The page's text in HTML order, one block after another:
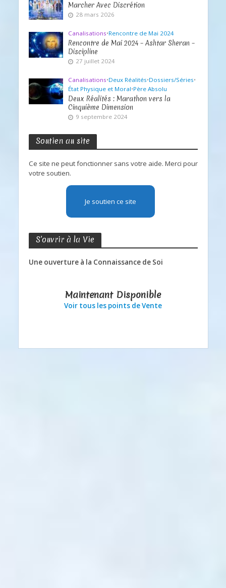
Marcher Avec Discrétion
28 mars 2026
Canalisations•Rencontre de Mai 2024
Rencontre de Mai 2024 – Ashtar Sheran –
Discipline
27 juillet 2024
Canalisations•Deux Réalités•Dossiers/Séries•
État Physique et Moral•Père Absolu
Deux Réalités : Marathon vers la
Cinquième Dimension
9 septembre 2024
Soutien au site
Ce site ne peut fonctionner sans votre aide. Merci pour
votre soutien.
Je soutien ce site
S’ouvrir à la Vie
Une ouverture à la Connaissance de Soi
Maintenant Disponible
Voir tous les points de Vente